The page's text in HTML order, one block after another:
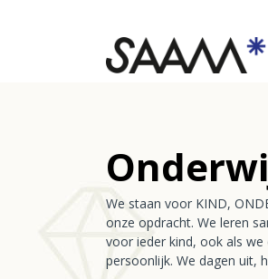
We staan voor KIND,
onze opdracht. We leren
voor ieder kind, ook als
persoonlijk. We dagen uit,